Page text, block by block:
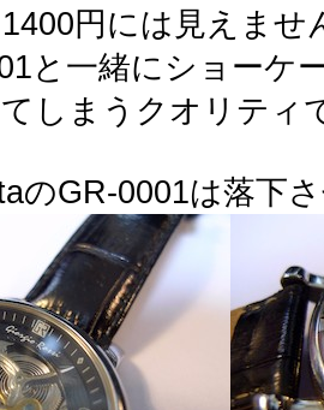
円には見えませ
と一緒にショーケ
しまうクオリティ
のGR-0001は落下